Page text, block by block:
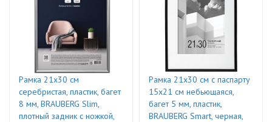
Рамка 21х30 см
серебристая, пластик, багет
8 мм, BRAUBERG Slim,
плотный задник с ножкой,
Рамка 21х30 см с паспарту
15х21 см небьющаяся,
багет 5 мм, пластик,
BRAUBERG Smart, черная,